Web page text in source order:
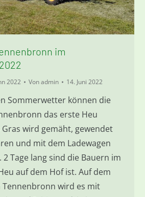
im
2022 Vonadmin 14. Juni 2022
Sommerwetter können die
das erste Heu
wird gemäht, gewendet
und mit dem Ladewagen
Tage lang sind die Bauern im
auf dem Hof ist. Auf dem
Tennenbronn wird es mit